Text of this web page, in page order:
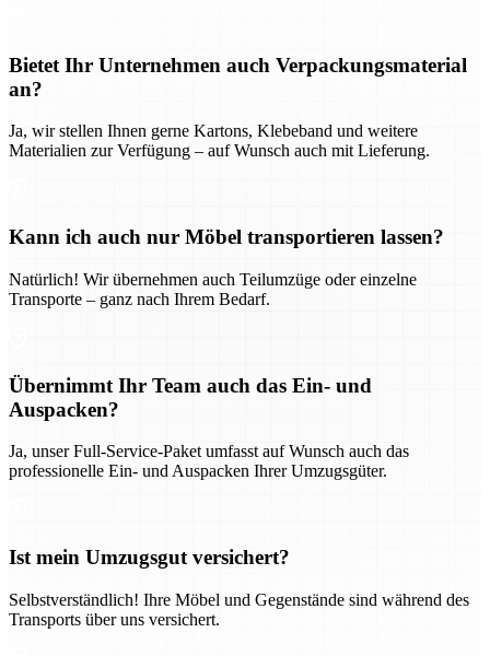
Bietet Ihr Unternehmen auch Verpackungsmaterial
an?
Ja, wir stellen Ihnen gerne Kartons, Klebeband und weitere
Materialien zur Verfügung – auf Wunsch auch mit Lieferung.
Kann ich auch nur Möbel transportieren lassen?
Natürlich! Wir übernehmen auch Teilumzüge oder einzelne
Transporte – ganz nach Ihrem Bedarf.
Übernimmt Ihr Team auch das Ein- und
Auspacken?
Ja, unser Full-Service-Paket umfasst auf Wunsch auch das
professionelle Ein- und Auspacken Ihrer Umzugsgüter.
Ist mein Umzugsgut versichert?
Selbstverständlich! Ihre Möbel und Gegenstände sind während des
Transports über uns versichert.